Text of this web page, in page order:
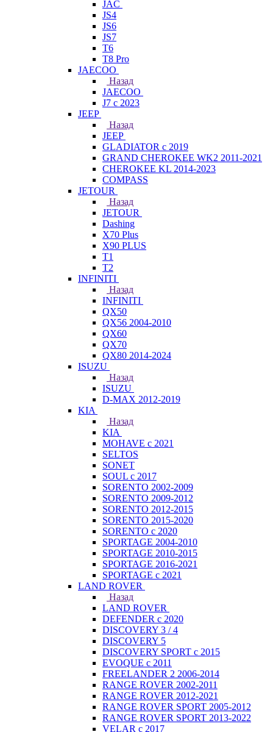
JAC
JS4
JS6
JS7
T6
T8 Pro
JAECOO
Назад
JAECOO
J7 с 2023
JEEP
Назад
JEEP
GLADIATOR с 2019
GRAND CHEROKEE WK2 2011-2021
CHEROKEE KL 2014-2023
COMPASS
JETOUR
Назад
JETOUR
Dashing
X70 Plus
X90 PLUS
T1
T2
INFINITI
Назад
INFINITI
QX50
QX56 2004-2010
QX60
QX70
QX80 2014-2024
ISUZU
Назад
ISUZU
D-MAX 2012-2019
KIA
Назад
KIA
MOHAVE с 2021
SELTOS
SONET
SOUL с 2017
SORENTO 2002-2009
SORENTO 2009-2012
SORENTO 2012-2015
SORENTO 2015-2020
SORENTO с 2020
SPORTAGE 2004-2010
SPORTAGE 2010-2015
SPORTAGE 2016-2021
SPORTAGE с 2021
LAND ROVER
Назад
LAND ROVER
DEFENDER с 2020
DISCOVERY 3 / 4
DISCOVERY 5
DISCOVERY SPORT с 2015
EVOQUE с 2011
FREELANDER 2 2006-2014
RANGE ROVER 2002-2011
RANGE ROVER 2012-2021
RANGE ROVER SPORT 2005-2012
RANGE ROVER SPORT 2013-2022
VELAR с 2017